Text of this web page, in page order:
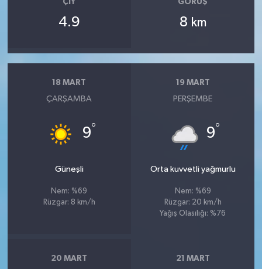
ÇIY
4.9
GÖRÜŞ
8 km
18 MART
ÇARŞAMBA
9°
Güneşli
Nem: %69
Rüzgar: 8 km/h
19 MART
PERŞEMBE
9°
Orta kuvvetli yağmurlu
Nem: %69
Rüzgar: 20 km/h
Yağış Olasılığı: %76
20 MART 21 MART